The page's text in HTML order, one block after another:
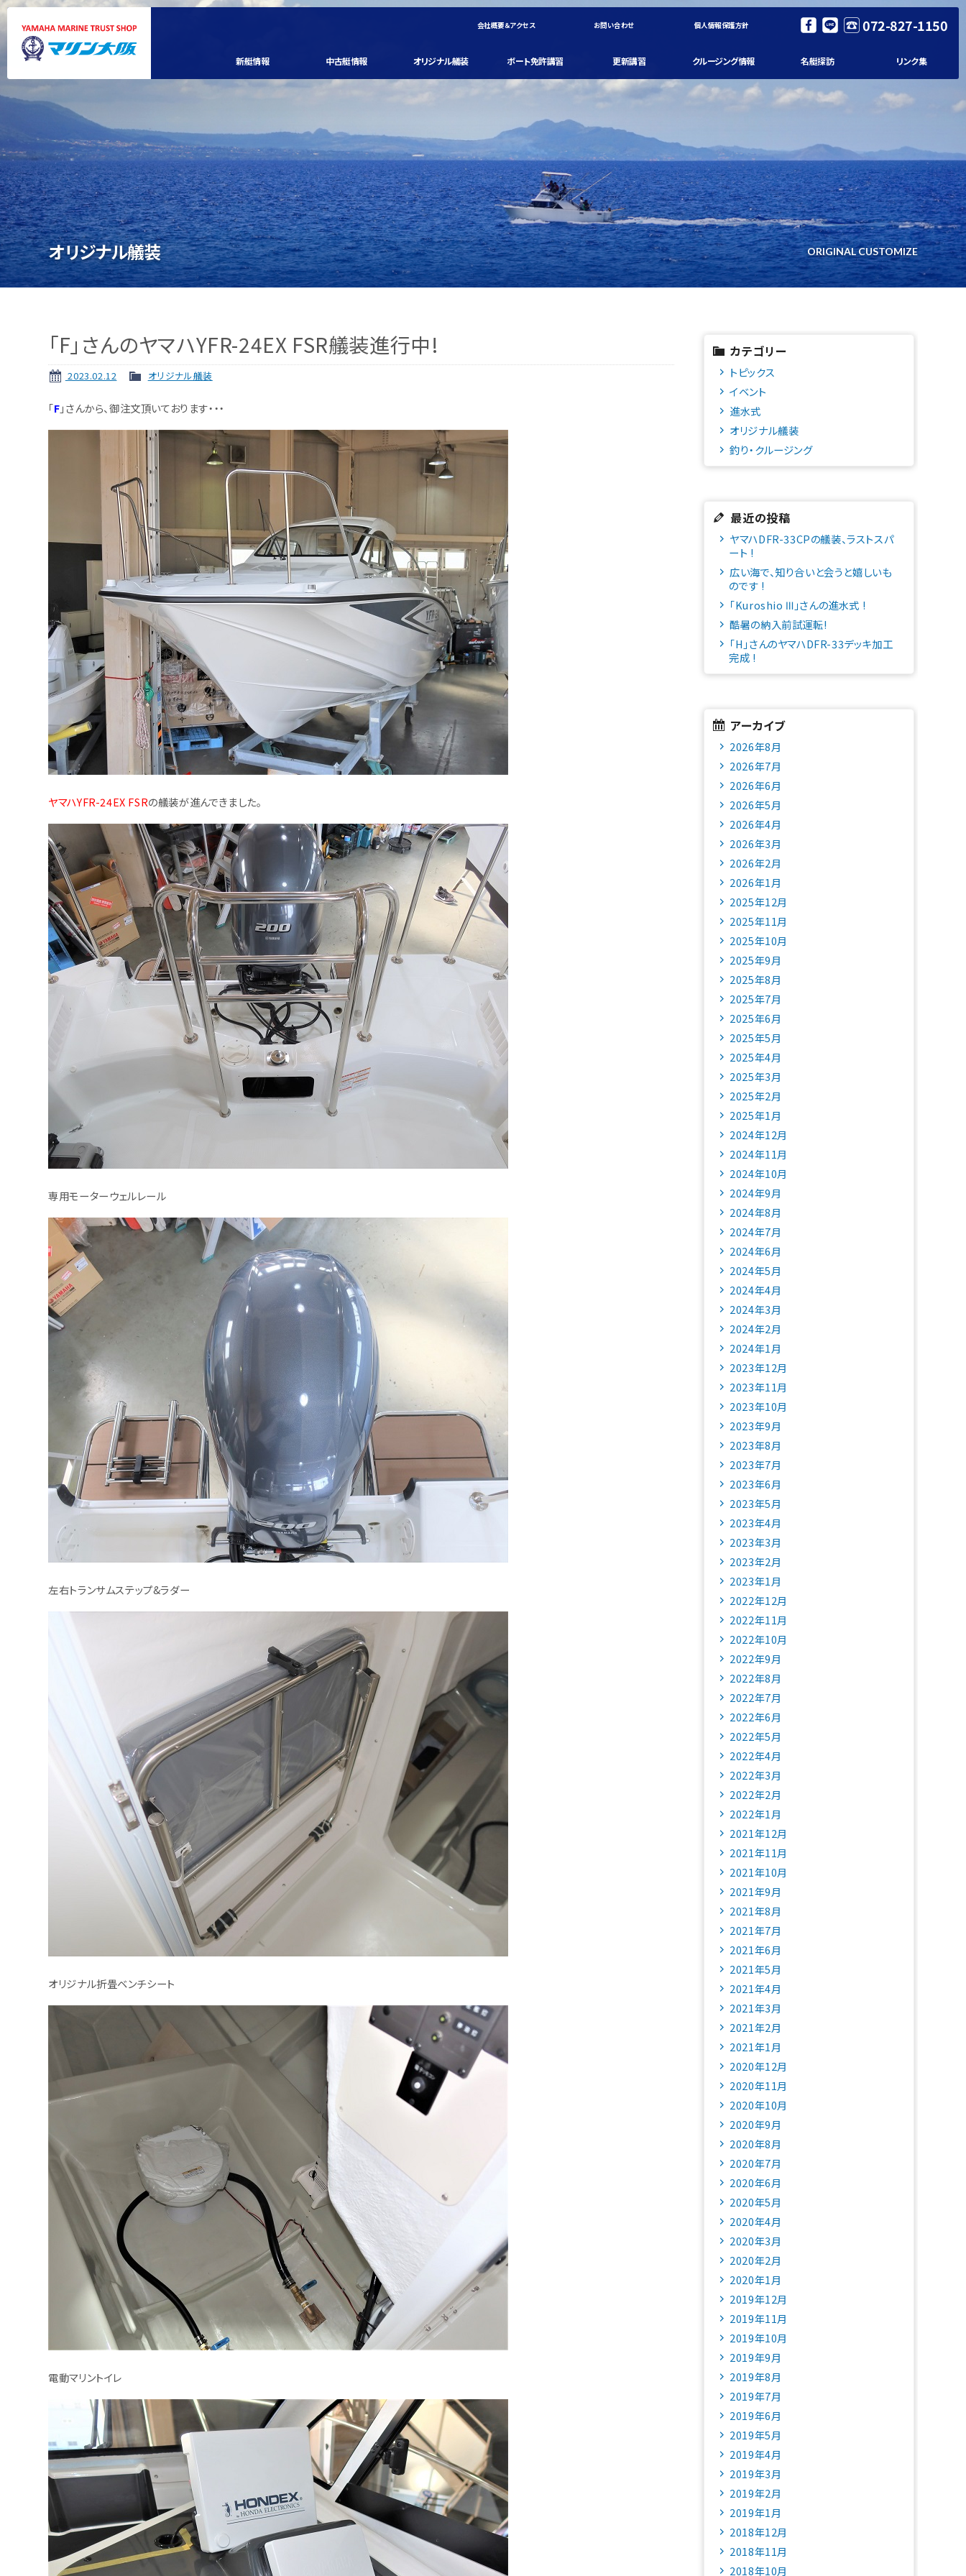
会社概要＆アクセス お問い合わせ 個人情報保護方針 072-827-1150
新艇情報 中古艇情報 オリジナル艤装 ボート免許講習 更新講習 クルージング情報 名艇探訪 リンク集
オリジナル艤装 ORIGINAL CUSTOMIZE
「F」さんのヤマハYFR-24EX FSR艤装進行中!
2023.02.12 オリジナル艤装
「F」さんから、御注文頂いております・・・
ヤマハYFR-24EX FSRの艤装が進んできました。
専用モーターウェルレール
左右トランサムステップ&ラダー
オリジナル折畳ベンチシート
電動マリントイレ
カテゴリー
トピックス
イベント
進水式
オリジナル艤装
釣り・クルージング
最近の投稿
ヤマハDFR-33CPの艤装、ラストスパ
ート !
広い海で、知り合いと会うと嬉しいも
のです !
「Kuroshio Ⅲ」さんの進水式 !
酷暑の納入前試運転!
「H」さんのヤマハDFR-33デッキ加工
完成 !
アーカイブ
2026年8月
2026年7月
2026年6月
2026年5月
2026年4月
2026年3月
2026年2月
2026年1月
2025年12月
2025年11月
2025年10月
2025年9月
2025年8月
2025年7月
2025年6月
2025年5月
2025年4月
2025年3月
2025年2月
2025年1月
2024年12月
2024年11月
2024年10月
2024年9月
2024年8月
2024年7月
2024年6月
2024年5月
2024年4月
2024年3月
2024年2月
2024年1月
2023年12月
2023年11月
2023年10月
2023年9月
2023年8月
2023年7月
2023年6月
2023年5月
2023年4月
2023年3月
2023年2月
2023年1月
2022年12月
2022年11月
2022年10月
2022年9月
2022年8月
2022年7月
2022年6月
2022年5月
2022年4月
2022年3月
2022年2月
2022年1月
2021年12月
2021年11月
2021年10月
2021年9月
2021年8月
2021年7月
2021年6月
2021年5月
2021年4月
2021年3月
2021年2月
2021年1月
2020年12月
2020年11月
2020年10月
2020年9月
2020年8月
2020年7月
2020年6月
2020年5月
2020年4月
2020年3月
2020年2月
2020年1月
2019年12月
2019年11月
2019年10月
2019年9月
2019年8月
2019年7月
2019年6月
2019年5月
2019年4月
2019年3月
2019年2月
2019年1月
2018年12月
2018年11月
2018年10月